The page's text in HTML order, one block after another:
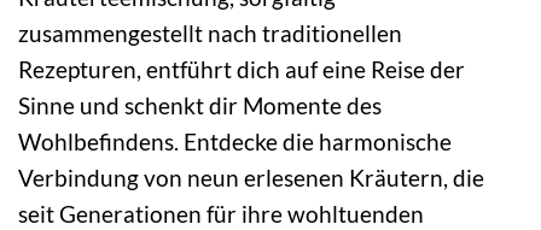
zusammengestellt nach traditionellen
Rezepturen, entführt dich auf eine Reise der
Sinne und schenkt dir Momente des
Wohlbefindens. Entdecke die harmonische
Verbindung von neun erlesenen Kräutern, die
seit Generationen für ihre wohltuenden